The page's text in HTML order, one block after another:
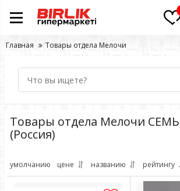
Главная Товары отдела Мелочи
Товары отдела Мелочи
(Россия)
умолчанию цене названию рейтингу